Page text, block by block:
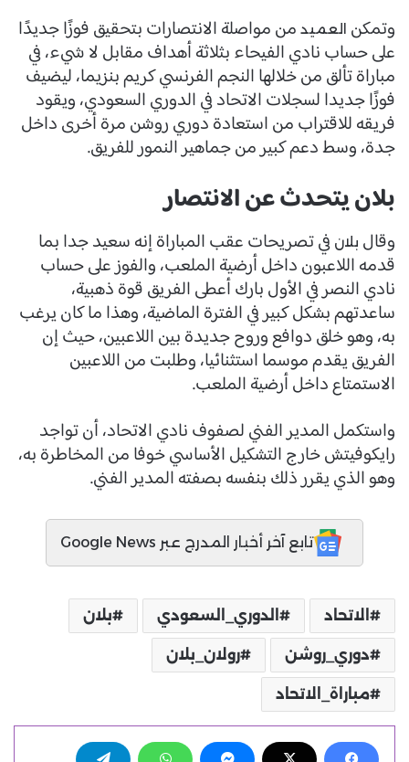
وتمكن العميد من مواصلة الانتصارات بتحقيق فوزًا جديدًا
على حساب نادي الفيحاء بثلاثة أهداف مقابل لا شيء، في
مباراة تألق من خلالها النجم الفرنسي كريم بنزيما، ليضيف
فوزًا جديدا لسجلات الاتحاد في الدوري السعودي، ويقود
فريقه للاقتراب من استعادة دوري روشن مرة أخرى داخل
جدة، وسط دعم كبير من جماهير النمور للفريق.
بلان يتحدث عن الانتصار
وقال بلان في تصريحات عقب المباراة إنه سعيد جدا بما
قدمه اللاعبون داخل أرضية الملعب، والفوز على حساب
نادي النصر في الأول بارك أعطى الفريق قوة ذهبية،
ساعدتهم بشكل كبير في الفترة الماضية، وهذا ما كان يرغب
به، وهو خلق دوافع وروح جديدة بين اللاعبين، حيث إن
الفريق يقدم موسما استثنائيا، وطلبت من اللاعبين
الاستمتاع داخل أرضية الملعب.
واستكمل المدير الفني لصفوف نادي الاتحاد، أن تواجد
رايكوفيتش خارج التشكيل الأساسي خوفا من المخاطرة به،
وهو الذي يقرر ذلك بنفسه بصفته المدير الفني.
تابع آخر أخبار المدرج عبر Google News
الاتحاد الدوري_السعودي بلان
دوري_روشن رولان_بلان
مباراة_الاتحاد